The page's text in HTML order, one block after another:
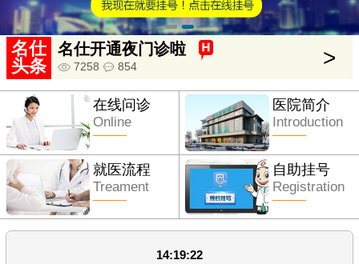
名仕
头条
中国健康万里行走进佛山
5634 685 >
名仕开通夜门诊啦
7258 854 >
在线问诊
Online
医院简介
Introduction
就医流程
Treament
自助挂号
Registration
14:19:22